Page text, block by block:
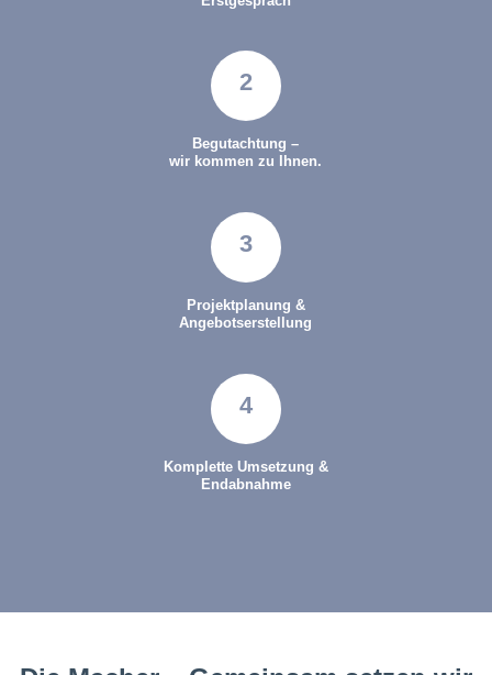
2
Begutachtung –
wir kommen zu Ihnen.
3
Projektplanung &
Angebotserstellung
4
Komplette Umsetzung &
Endabnahme